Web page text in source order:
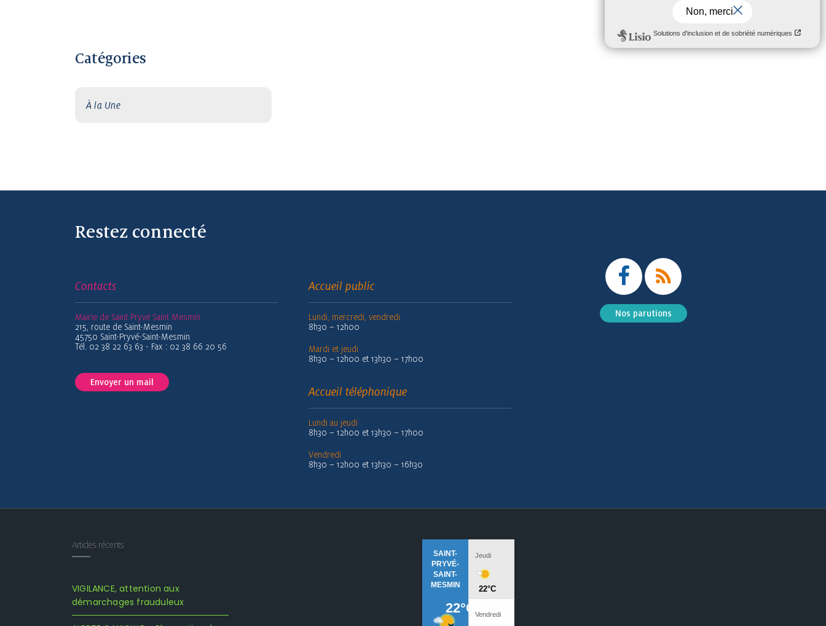
Catégories
À la Une
Restez connecté
Contacts
Mairie de Saint Pryvé Saint Mesmin
215, route de Saint-Mesmin
45750 Saint-Pryvé-Saint-Mesmin
Tél. 02 38 22 63 63 - Fax : 02 38 66 20 56
Envoyer un mail
Accueil public
Lundi, mercredi, vendredi
8h30 – 12h00
Mardi et jeudi
8h30 – 12h00 et 13h30 – 17h00
Accueil téléphonique
Lundi au jeudi
8h30 – 12h00 et 13h30 – 17h00
Vendredi
8h30 – 12h00 et 13h30 – 16h30
Nos parutions
Articles récents
VIGILANCE, attention aux
démarchages frauduleux